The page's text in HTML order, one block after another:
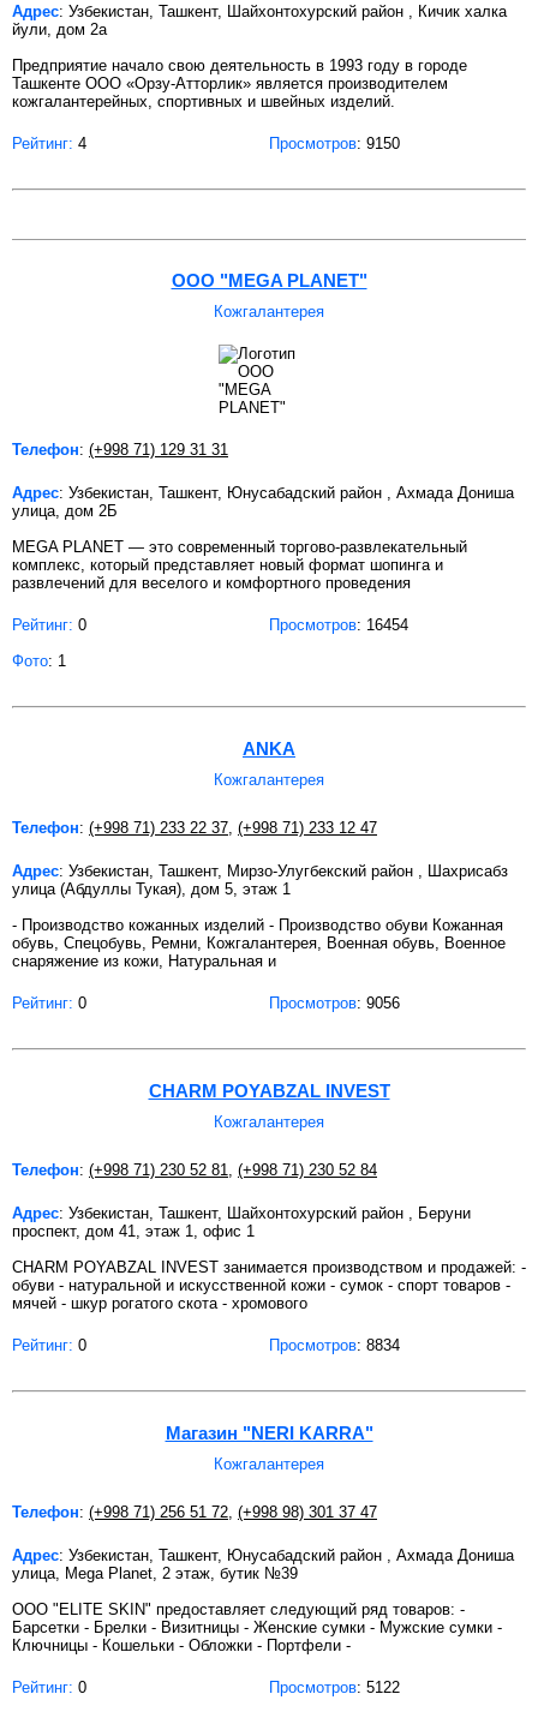
Адрес: Узбекистан, Ташкент, Шайхонтохурский район , Кичик халка
йули, дом 2а
Предприятие начало свою деятельность в 1993 году в городе
Ташкенте ООО «Орзу-Атторлик» является производителем
кожгалантерейных, спортивных и швейных изделий.
Рейтинг: 4 Просмотров: 9150
ООО "MEGA PLANET"
Кожгалантерея
Телефон: (+998 71) 129 31 31
Адрес: Узбекистан, Ташкент, Юнусабадский район , Ахмада Дониша
улица, дом 2Б
MEGA PLANET — это современный торгово-развлекательный
комплекс, который представляет новый формат шопинга и
развлечений для веселого и комфортного проведения
Рейтинг: 0 Просмотров: 16454
Фото: 1
ANKA
Кожгалантерея
Телефон: (+998 71) 233 22 37 (+998 71) 233 12 47
Адрес: Узбекистан, Ташкент, Мирзо-Улугбекский район , Шахрисабз
улица (Абдуллы Тукая), дом 5, этаж 1
- Производство кожанных изделий - Производство обуви Кожанная
обувь, Спецобувь, Ремни, Кожгалантерея, Военная обувь, Военное
снаряжение из кожи, Натуральная и
Рейтинг: 0 Просмотров: 9056
CHARM POYABZAL INVEST
Кожгалантерея
Телефон: (+998 71) 230 52 81 (+998 71) 230 52 84
Адрес: Узбекистан, Ташкент, Шайхонтохурский район , Беруни
проспект, дом 41, этаж 1, офис 1
CHARM POYABZAL INVEST занимается производством и продажей: -
обуви - натуральной и искусственной кожи - сумок - спорт товаров -
мячей - шкур рогатого скота - хромового
Рейтинг: 0 Просмотров: 8834
Магазин "NERI KARRA"
Кожгалантерея
Телефон: (+998 71) 256 51 72 (+998 98) 301 37 47
Адрес: Узбекистан, Ташкент, Юнусабадский район , Ахмада Дониша
улица, Mega Planet, 2 этаж, бутик №39
ООО "ELITE SKIN" предоставляет следующий ряд товаров: -
Барсетки - Брелки - Визитницы - Женские сумки - Мужские сумки -
Ключницы - Кошельки - Обложки - Портфели -
Рейтинг: 0 Просмотров: 5122